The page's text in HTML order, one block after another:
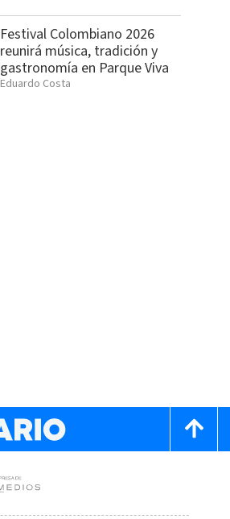
Festival Colombiano 2026
reunirá música, tradición y
gastronomía en Parque Viva
Eduardo Costa